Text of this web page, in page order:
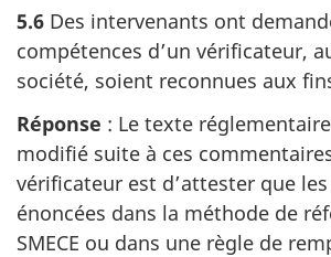
5.6 Des intervenants ont
compétences d’un vérificateur,
société, soient reconnues aux
Réponse : Le texte
modifié suite à ces
vérificateur est d’attester que
énoncées dans la méthode de
SMECE ou dans une règle de